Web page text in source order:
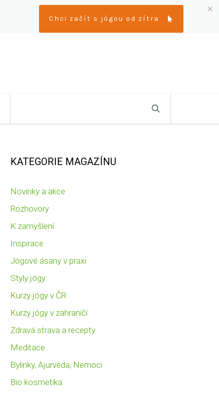
KATEGORIE MAGAZÍNU
Novinky a akce
Rozhovory
K zamyšlení
Inspirace
Jógové ásany v praxi
Styly jógy
Kurzy jógy v ČR
Kurzy jógy v zahraničí
Zdravá strava a recepty
Meditace
Bylinky, Ajurvéda, Nemoci
Bio kosmetika
Chci začít s jógou od zítra